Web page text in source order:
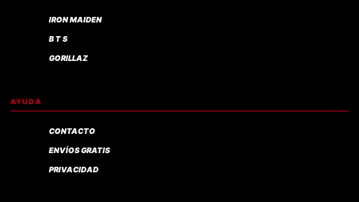
IRON MAIDEN
B T S
GORILLAZ
AYUDA
CONTACTO
ENVÍOS GRATIS
PRIVACIDAD